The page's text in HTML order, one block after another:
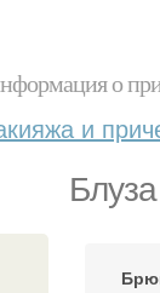
о
и